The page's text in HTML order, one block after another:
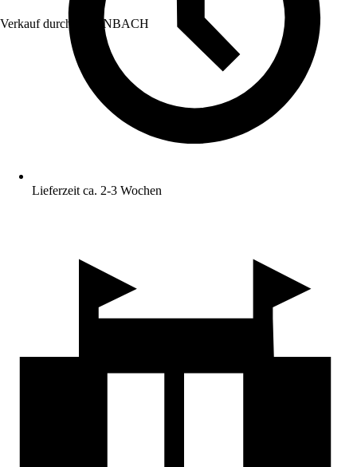
Verkauf durch: HORNBACH
Lieferzeit ca. 2-3 Wochen